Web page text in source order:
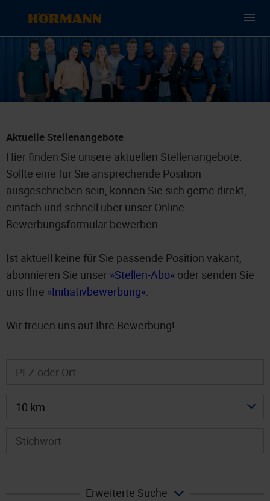
Aktuelle Stellenangebote
Hier finden Sie unsere aktuellen Stellenangebote.
Sollte eine für Sie ansprechende Position
ausgeschrieben sein, können Sie sich gerne direkt,
einfach und schnell über unser Online-
Bewerbungsformular bewerben.
Ist aktuell keine für Sie passende Position vakant,
abonnieren Sie unser Stellen-Abo oder senden Sie
uns Ihre Initiativbewerbung .
Wir freuen uns auf Ihre Bewerbung!
10 km
Erweiterte Suche